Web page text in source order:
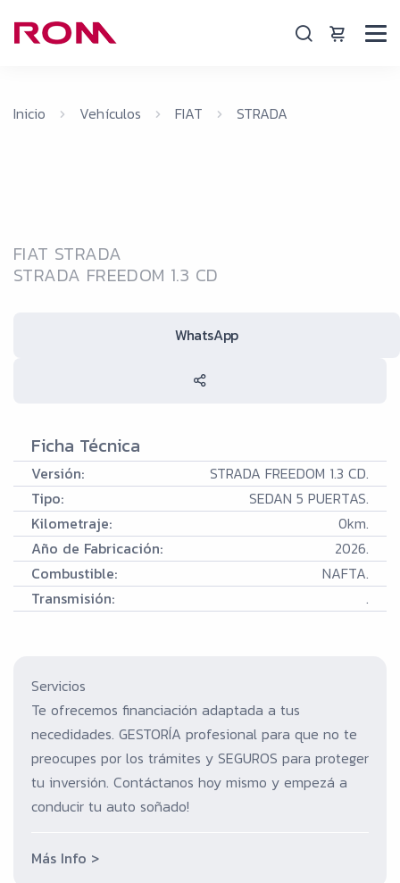
Inicio Vehículos FIAT STRADA
FIAT STRADA
STRADA FREEDOM 1.3 CD
WhatsApp
Ficha Técnica
Versión:
STRADA FREEDOM 1.3 CD.
Tipo:
SEDAN 5 PUERTAS.
Kilometraje:
0km.
Año de Fabricación:
2026.
Combustible:
NAFTA.
Transmisión:
.
Servicios
Te ofrecemos financiación adaptada a tus
necedidades. GESTORÍA profesional para que no te
preocupes por los trámites y SEGUROS para proteger
tu inversión. Contáctanos hoy mismo y empezá a
conducir tu auto soñado!
Más Info >